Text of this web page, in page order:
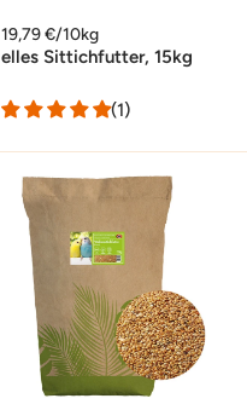
19,79 €/10kg
elles Sittichfutter, 15kg
(1)